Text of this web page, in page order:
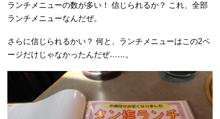
ランチメニューの数が多い！ 信じられるか？ これ、全部
ランチメニューなんだぜ。
さらに信じられるかい？ 何と、ランチメニューはこの2ペ
ージだけじゃなかったんだぜ……。